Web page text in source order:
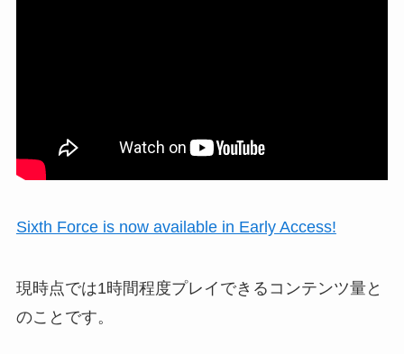
Sixth Force is now available in Early Access!
現時点では1時間程度プレイできるコンテンツ量と
のことです。